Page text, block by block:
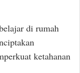
di rumah
ketahanan